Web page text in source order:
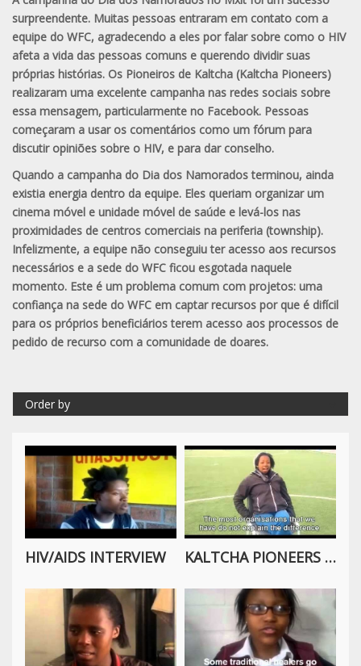
surpreendente. Muitas pessoas entraram em contato com a
equipe do WFC, agradecendo a eles por falar sobre como o HIV
afeta a vida das pessoas comuns e querendo dividir suas
próprias histórias. Os Pioneiros de Kaltcha (Kaltcha Pioneers)
realizaram uma excelente campanha nas redes sociais sobre
essa mensagem, particularmente no Facebook. Pessoas
começaram a usar os comentários como um fórum para
discutir opiniões sobre o HIV, e para dar conselho.
Quando a campanha do Dia dos Namorados terminou, ainda
existia energia dentro da equipe. Eles queriam organizar um
cinema móvel e unidade móvel de saúde e levá-los nas
proximidades de centros comerciais na periferia (township).
Infelizmente, a equipe não conseguiu ter acesso aos recursos
necessários e a sede do WFC ficou esgotada naquele
momento. Este é um problema comum com projetos: uma
confiança na sede do WFC em captar recursos por que é difícil
para os próprios beneficiários terem acesso aos processos de
pedido de recurso com a comunidade de doares.
Order by
HIV/AIDS INTERVIEW KALTCHA PIONEERS HIV/AIDS INTERVIEW 2